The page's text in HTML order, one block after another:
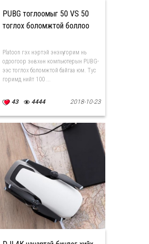
PUBG тоглоомыг 50 VS 50
тоглох боломжтой боллоо
Platoon гэх нэртэй энэхүү горим нь
одоогоор зөвхөн компьютерын PUBG-
ээс тоглох боломжтой байгаа юм. Тус
горимд нийт 100 ...
43 4444 2018-10-23